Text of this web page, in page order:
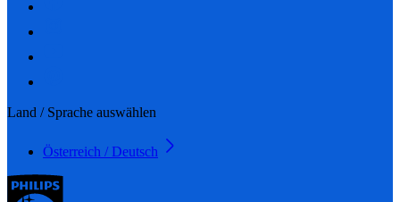
Land / Sprache auswählen
Österreich / Deutsch